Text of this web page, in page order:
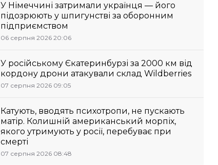
У Німеччині затримали українця — його
підозрюють у шпигунстві за оборонним
підприємством
06 серпня 2026 20:06
У російському Єкатеринбурзі за 2000 км від
кордону дрони атакували склад Wildberries
07 серпня 2026 09:05
Катують, вводять психотропи, не пускають
матір. Колишній американський морпіх,
якого утримують у росії, перебуває при
смерті
07 серпня 2026 08:48